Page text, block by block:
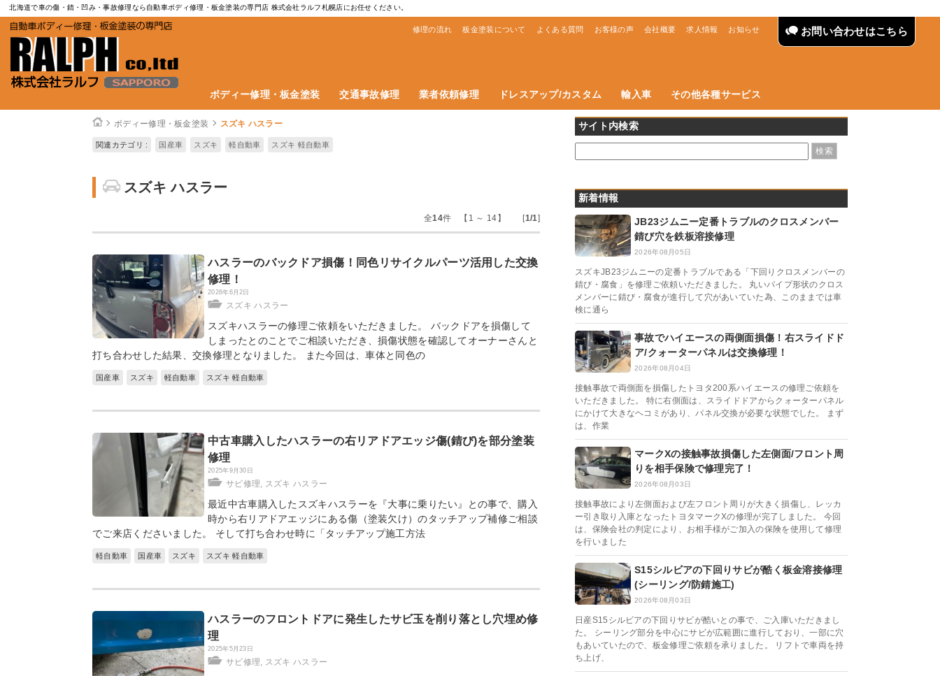
北海道で車の傷・錆・凹み・事故修理なら自動車ボディ修理・板金塗装の専門店 株式会社ラルフ札幌店にお任せください。
お問い合わせはこちら
会社概要 求人情報 お知らせ
修理の流れ 板金塗装について よくある質問 お客様の声
ボディー修理・板金塗装 交通事故修理 業者依頼修理 ドレスアップ/カスタム 輸入車 その他各種サービス
ボディー修理・板金塗装 スズキ ハスラー
関連カテゴリ : 国産車 スズキ 軽自動車 スズキ 軽自動車
スズキ ハスラー
全14件 【1 ～ 14】 [1/1]
ハスラーのバックドア損傷！同色リサイクルパーツ活用した交換
修理！
2026年6月2日
スズキ ハスラー
スズキハスラーの修理ご依頼をいただきました。 バックドアを損傷して
しまったとのことでご相談いただき、損傷状態を確認してオーナーさんと
打ち合わせした結果、交換修理となりました。 また今回は、車体と同色の
国産車 スズキ 軽自動車 スズキ 軽自動車
中古車購入したハスラーの右リアドアエッジ傷(錆び)を部分塗装
修理
2025年9月30日
サビ修理, スズキ ハスラー
最近中古車購入したスズキハスラーを『大事に乗りたい』との事で、購入
時から右リアドアエッジにある傷（塗装欠け）のタッチアップ補修ご相談
でご来店くださいました。 そして打ち合わせ時に「タッチアップ施工方法
軽自動車 国産車 スズキ スズキ 軽自動車
ハスラーのフロントドアに発生したサビ玉を削り落とし穴埋め修
理
2025年5月23日
サビ修理, スズキ ハスラー
サイト内検索
新着情報
JB23ジムニー定番トラブルのクロスメンバー
錆び穴を鉄板溶接修理
2026年08月05日
スズキJB23ジムニーの定番トラブルである「下回りクロスメンバーの
錆び・腐食」を修理ご依頼いただきました。 丸いパイプ形状のクロス
メンバーに錆び・腐食が進行して穴があいていた為、このままでは車
検に通ら
事故でハイエースの両側面損傷！右スライドド
ア/クォーターパネルは交換修理！
2026年08月04日
接触事故で両側面を損傷したトヨタ200系ハイエースの修理ご依頼を
いただきました。 特に右側面は、スライドドアからクォーターパネル
にかけて大きなヘコミがあり、パネル交換が必要な状態でした。 まず
は、作業
マークXの接触事故損傷した左側面/フロント周
りを相手保険で修理完了！
2026年08月03日
接触事故により左側面および左フロント周りが大きく損傷し、レッカ
ー引き取り入庫となったトヨタマークXの修理が完了しました。 今回
は、保険会社の判定により、お相手様がご加入の保険を使用して修理
を行いました
S15シルビアの下回りサビが酷く板金溶接修理
(シーリング/防錆施工)
2026年08月03日
日産S15シルビアの下回りサビが酷いとの事で、ご入庫いただきまし
た。 シーリング部分を中心にサビが広範囲に進行しており、一部に穴
もあいていたので、板金修理ご依頼を承りました。 リフトで車両を持
ち上げ、